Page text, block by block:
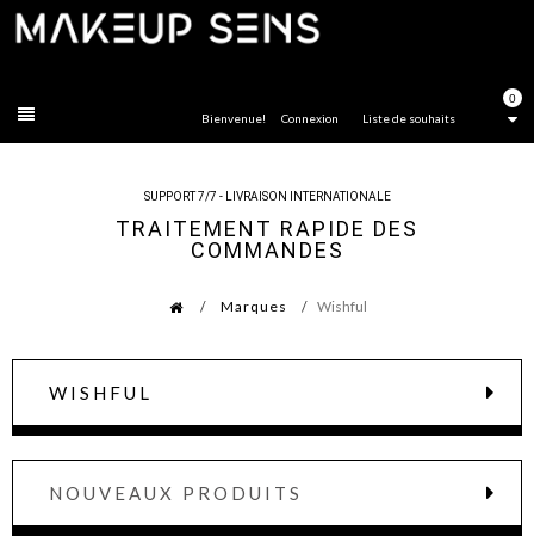
0
Liste de souhaits
Bienvenue! Connexion
SUPPORT 7/7 - LIVRAISON INTERNATIONALE
TRAITEMENT RAPIDE DES
COMMANDES
Marques Wishful
WISHFUL
NOUVEAUX PRODUITS